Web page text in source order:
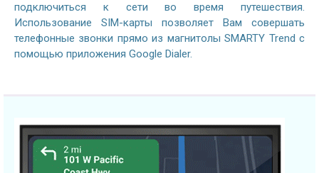
подключиться к сети во время путешествия.
Использование SIM-карты позволяет Вам совершать
телефонные звонки прямо из магнитолы SMARTY Trend с
помощью приложения Google Dialer.